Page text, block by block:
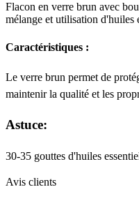
Flacon en verre brun avec
mélange et utilisation d'huiles
Caractéristiques :
Le verre brun permet de
maintenir la qualité et les
Astuce:
30-35 gouttes d'huiles
Avis clients